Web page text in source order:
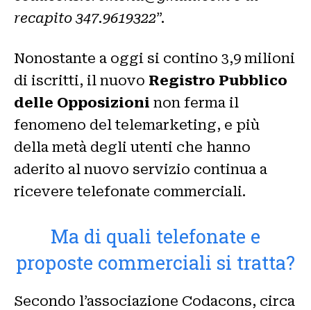
recapito 347.9619322”.
Nonostante a oggi si contino 3,9 milioni
di iscritti, il nuovo Registro Pubblico
delle Opposizioni non ferma il
fenomeno del telemarketing, e più
della metà degli utenti che hanno
aderito al nuovo servizio continua a
ricevere telefonate commerciali.
Ma di quali telefonate e
proposte commerciali si tratta?
Secondo l’associazione Codacons, circa